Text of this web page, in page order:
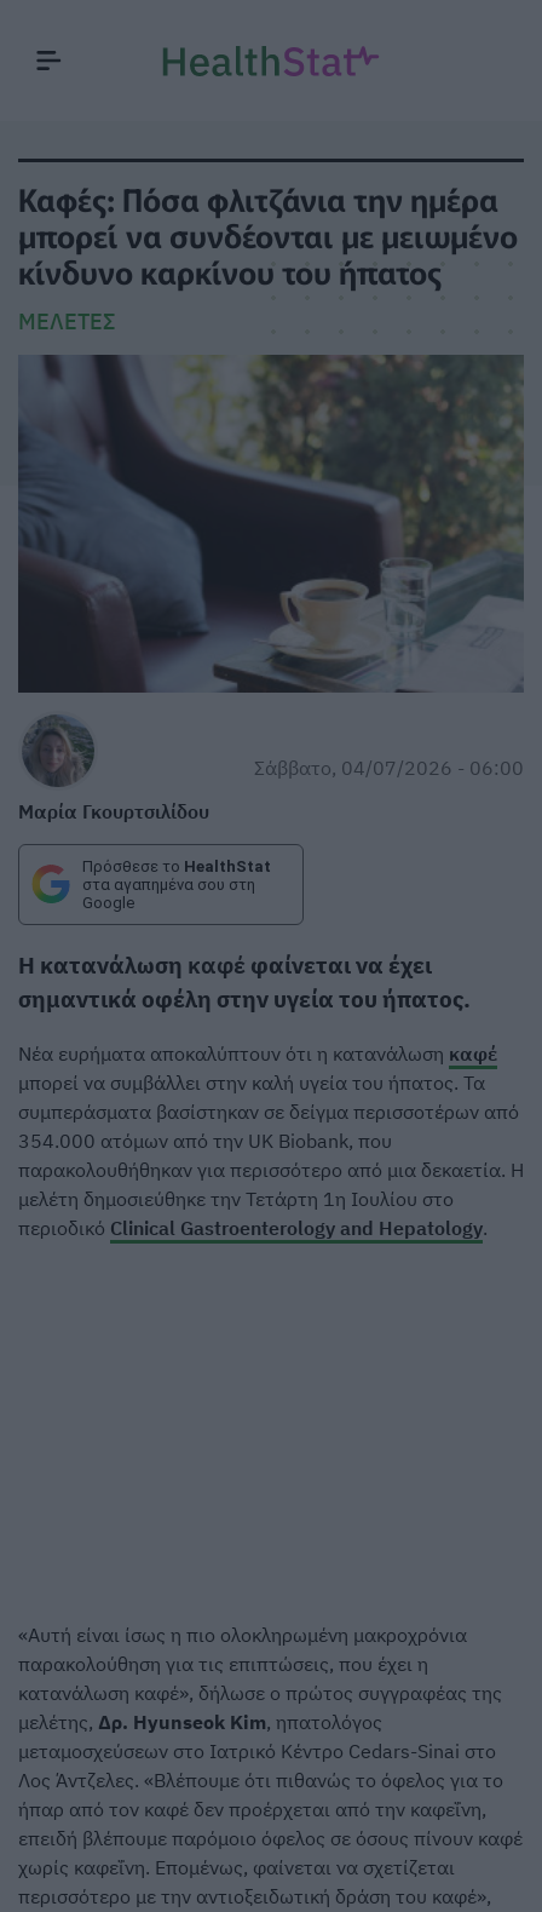
Καφές: Πόσα φλιτζάνια την ημέρα
μπορεί να συνδέονται με μειωμένο
κίνδυνο καρκίνου του ήπατος
ΜΕΛΈΤΕΣ
Μαρία Γκουρτσιλίδου
Σάββατο, 04/07/2026 - 06:00
Πρόσθεσε το HealthStat
στα αγαπημένα σου στη
Google
Η κατανάλωση καφέ φαίνεται να έχει
σημαντικά οφέλη στην υγεία του ήπατος.
Νέα ευρήματα αποκαλύπτουν ότι η κατανάλωση καφέ
μπορεί να συμβάλλει στην καλή υγεία του ήπατος. Τα
συμπεράσματα βασίστηκαν σε δείγμα περισσοτέρων από
354.000 ατόμων από την UK Biobank, που
παρακολουθήθηκαν για περισσότερο από μια δεκαετία. Η
μελέτη δημοσιεύθηκε την Τετάρτη 1η Ιουλίου στο
περιοδικό Clinical Gastroenterology and Hepatology.
«Αυτή είναι ίσως η πιο ολοκληρωμένη μακροχρόνια
παρακολούθηση για τις επιπτώσεις, που έχει η
κατανάλωση καφέ», δήλωσε ο πρώτος συγγραφέας της
μελέτης, Δρ. Hyunseok Kim, ηπατολόγος
μεταμοσχεύσεων στο Ιατρικό Κέντρο Cedars-Sinai στο
Λος Άντζελες. «Βλέπουμε ότι πιθανώς το όφελος για το
ήπαρ από τον καφέ δεν προέρχεται από την καφεΐνη,
επειδή βλέπουμε παρόμοιο όφελος σε όσους πίνουν καφέ
χωρίς καφεΐνη. Επομένως, φαίνεται να σχετίζεται
περισσότερο με την αντιοξειδωτική δράση του καφέ»,